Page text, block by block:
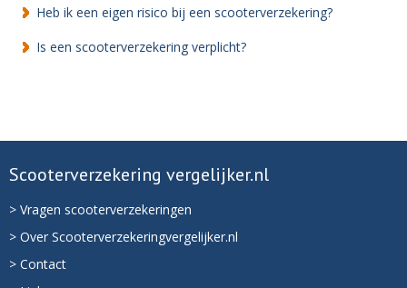
Heb ik een eigen risico bij een scooterverzekering?
Is een scooterverzekering verplicht?
Scooterverzekering vergelijker.nl
> Vragen scooterverzekeringen
> Over Scooterverzekeringvergelijker.nl
> Contact